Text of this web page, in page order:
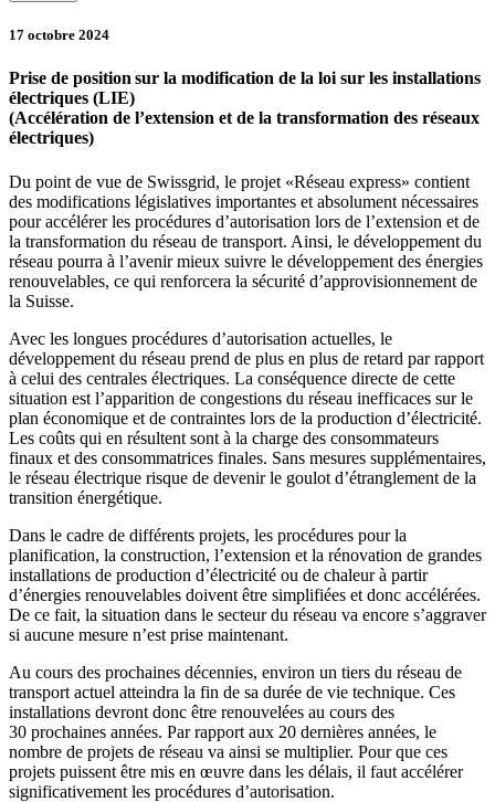
17 octobre 2024
Prise de position sur la modification de la loi sur les installations
électriques (LIE)
(Accélération de l’extension et de la transformation des réseaux
électriques)
Du point de vue de Swissgrid, le projet «Réseau express» contient
des modifications législatives importantes et absolument nécessaires
pour accélérer les procédures d’autorisation lors de l’extension et de
la transformation du réseau de transport. Ainsi, le développement du
réseau pourra à l’avenir mieux suivre le développement des énergies
renouvelables, ce qui renforcera la sécurité d’approvisionnement de
la Suisse.
Avec les longues procédures d’autorisation actuelles, le
développement du réseau prend de plus en plus de retard par rapport
à celui des centrales électriques. La conséquence directe de cette
situation est l’apparition de congestions du réseau inefficaces sur le
plan économique et de contraintes lors de la production d’électricité.
Les coûts qui en résultent sont à la charge des consommateurs
finaux et des consommatrices finales. Sans mesures supplémentaires,
le réseau électrique risque de devenir le goulot d’étranglement de la
transition énergétique.
Dans le cadre de différents projets, les procédures pour la
planification, la construction, l’extension et la rénovation de grandes
installations de production d’électricité ou de chaleur à partir
d’énergies renouvelables doivent être simplifiées et donc accélérées.
De ce fait, la situation dans le secteur du réseau va encore s’aggraver
si aucune mesure n’est prise maintenant.
Au cours des prochaines décennies, environ un tiers du réseau de
transport actuel atteindra la fin de sa durée de vie technique. Ces
installations devront donc être renouvelées au cours des
30 prochaines années. Par rapport aux 20 dernières années, le
nombre de projets de réseau va ainsi se multiplier. Pour que ces
projets puissent être mis en œuvre dans les délais, il faut accélérer
significativement les procédures d’autorisation.